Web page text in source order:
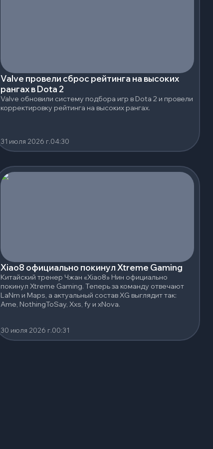
Valve провели сброс рейтинга на высоких
рангах в Dota 2
Valve обновили систему подбора игр в Dota 2 и провели
корректировку рейтинга на высоких рангах.
31 июля 2026 г.04:30
Xiao8 официально покинул Xtreme Gaming
Китайский тренер Чжан «Xiao8» Нин официально
покинул Xtreme Gaming. Теперь за команду отвечают
LaNm и Maps, а актуальный состав XG выглядит так:
Ame, NothingToSay, Xxs, fy и xNova.
30 июля 2026 г.00:31